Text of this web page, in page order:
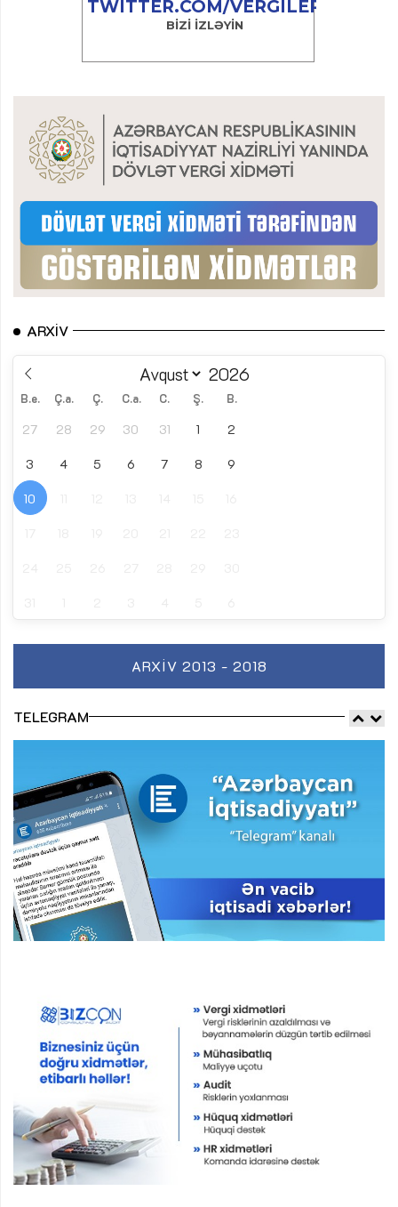
ARXIV
B.e. Ç.a. Ç. C.a. C. Ş. B.
27 28 29 30 31 1 2
3 4 5 6 7 8 9
10
ARXIV 2013 - 2018
TELEGRAM